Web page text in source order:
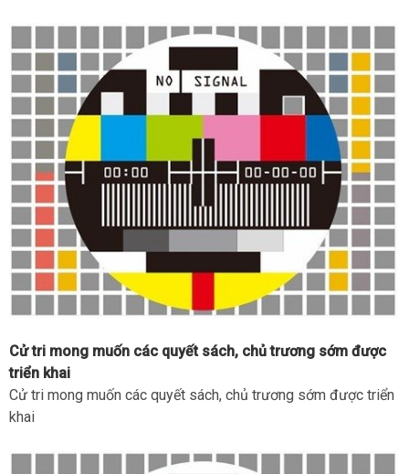
Cử tri mong muốn các quyết sách, chủ trương sớm được
triển khai
Cử tri mong muốn các quyết sách, chủ trương sớm được triển
khai